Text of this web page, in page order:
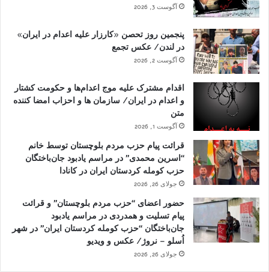
آگوست 3, 2026
پنجمین روز تحصن «کارزار علیه اعدام در ایران»
در لندن/ عکس تجمع
آگوست 2, 2026
اقدام مشترک علیه موج اعدام‌ها و حکومت کشتار
و اعدام در ایران/ سازمان ها و احزاب امضا کننده
متن
آگوست 1, 2026
قرائت پیام حزب مردم بلوچستان توسط خانم
“اسرین محمدی” در مراسم یادبود جان‌باختگان
حزب کومله کردستان ایران در کانادا
جولای 26, 2026
حضور اعضای “حزب مردم بلوچستان” و قرائت
پیام تسلیت و همدردی در مراسم یادبود
جان‌باختگان “حزب کومله کردستان ایران” در شهر
اُسلو – نروژ/ عکس و ویدیو
جولای 26, 2026